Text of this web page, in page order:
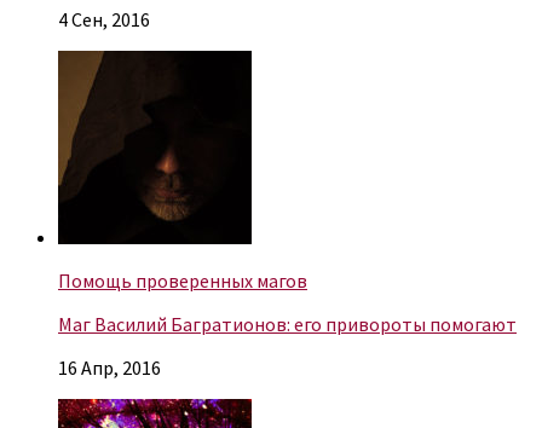
4 Сен, 2016
Помощь проверенных магов
Маг Василий Багратионов: его привороты помогают
16 Апр, 2016